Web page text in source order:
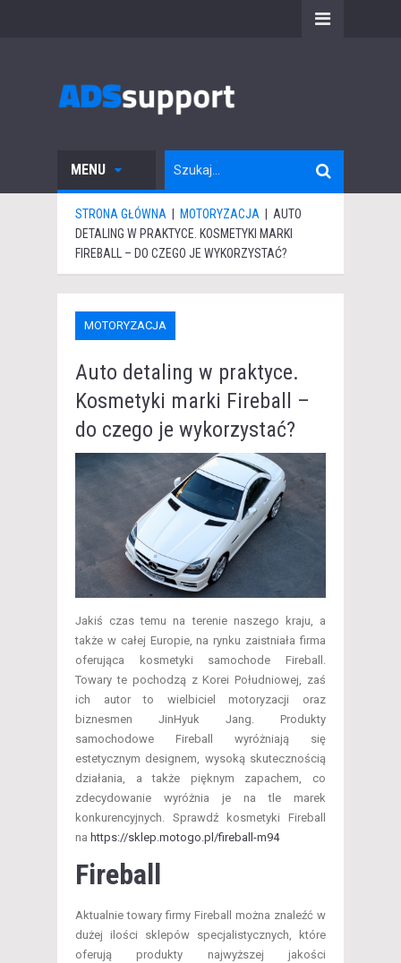
MENU
STRONA GŁÓWNA MOTORYZACJA
AUTO
DETALING W PRAKTYCE. KOSMETYKI MARKI
FIREBALL – DO CZEGO JE WYKORZYSTAĆ?
MOTORYZACJA
Auto detaling w praktyce.
Kosmetyki marki Fireball –
do czego je wykorzystać?
Jakiś czas temu na terenie naszego kraju, a
także w całej Europie, na rynku zaistniała firma
oferująca kosmetyki samochode Fireball.
Towary te pochodzą z Korei Południowej, zaś
ich autor to wielbiciel motoryzacji oraz
biznesmen JinHyuk Jang. Produkty
samochodowe Fireball wyróżniają się
estetycznym designem, wysoką skutecznością
działania, a także pięknym zapachem, co
zdecydowanie wyróżnia je na tle marek
konkurencyjnych. Sprawdź kosmetyki Fireball
na https://sklep.motogo.pl/fireball-m94
Fireball
Aktualnie towary firmy Fireball można znaleźć w
dużej ilości sklepów specjalistycznych, które
oferują produkty najwyższej jakości